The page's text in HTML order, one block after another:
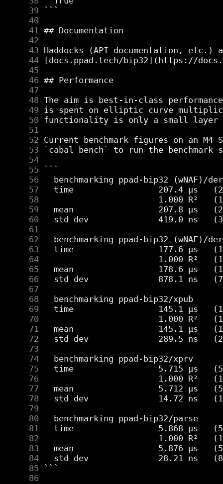
     39
     40
     41
     42
     43
     44
     45
     46
     47
     48
     49
     50
     51
     52
     53
     54
     55
     56
     57
     58
     59
     60
     61
     62
     63
     64
     65
     66
     67
     68
     69
     70
     71
     72
     73
     74
     75
     76
     77
     78
     79
     80
     81
     82
     83
     84
     85
     86